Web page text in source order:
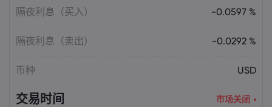
Overheating, U.S. Trade Policy Risk
隔夜利息（买入） -0.0597 %
隔夜利息（卖出） -0.0292 %
币种 USD
交易时间 市场关闭